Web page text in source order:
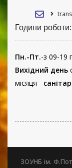
Години роботи:
Пн.-Пт.-з 09-19
Вихідний день
місяця -
ЗОУНБ ім.